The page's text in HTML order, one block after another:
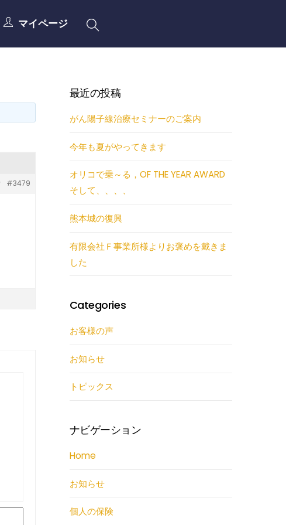
マイページ
#3479
最近の投稿
がん陽子線治療セミナーのご案内
今年も夏がやってきます
オリコで乗～る，OF THE YEAR AWARD
そして、、、、
熊本城の復興
有限会社Ｆ事業所様よりお褒めを戴きま
した
Categories
お客様の声
お知らせ
トピックス
ナビゲーション
Home
お知らせ
個人の保険